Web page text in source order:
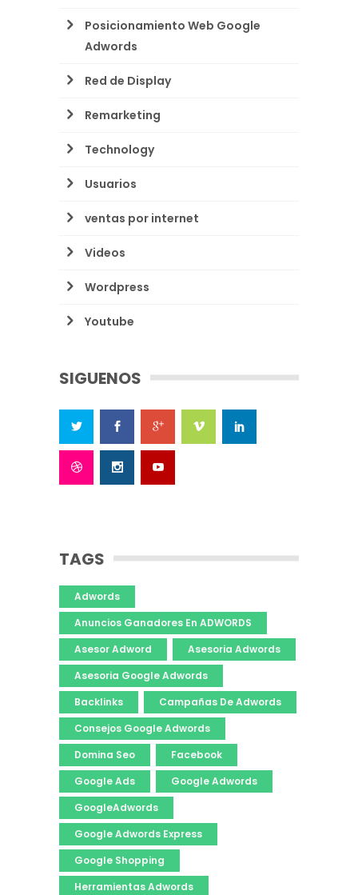
Posicionamiento Web Google
Adwords
Red de Display
Remarketing
Technology
Usuarios
ventas por internet
Videos
Wordpress
Youtube
SIGUENOS
TAGS
Adwords
Anuncios Ganadores En ADWORDS
Asesor Adword
Asesoria Adwords
Asesoria Google Adwords
Backlinks
Campañas De Adwords
Consejos Google Adwords
Domina Seo
Facebook
Google Ads
Google Adwords
GoogleAdwords
Google Adwords Express
Google Shopping
Herramientas Adwords